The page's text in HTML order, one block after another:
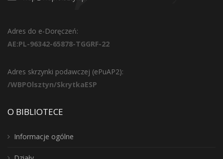
Adres do e-Doręczeń:
AE:PL-96342-65878-TGGRF-22
Adres skrzynki podawczej (ePuAP2):
/WBPOlsztyn/SkrytkaESP
O BIBLIOTECE
Informacje ogólne